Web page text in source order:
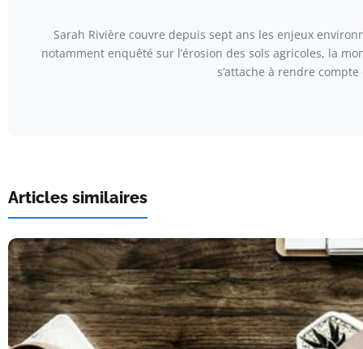
Sarah Rivière couvre depuis sept ans les enjeux
notamment enquêté sur l’érosion des sols agricoles, la
s’attache à rendre
Articles similaires